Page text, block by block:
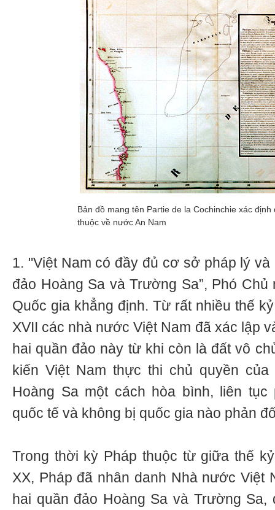
Bản đồ mang tên Partie de la Cochinchie xác định
thuộc về nước An Nam
1. "Việt Nam có đầy đủ cơ sở pháp lý
đảo Hoàng Sa và Trường Sa”, Phó
Quốc gia khẳng định. Từ rất nhiều thế
XVII các nhà nước Việt Nam đã xác lập
hai quần đảo này từ khi còn là đất vô
kiến Việt Nam thực thi chủ quyền
Hoàng Sa một cách hòa bình, liên
quốc tế và không bị quốc gia nào phản
Trong thời kỳ Pháp thuộc từ giữa thế
XX, Pháp đã nhân danh Nhà nước Việt
hai quần đảo Hoàng Sa và Trường Sa,